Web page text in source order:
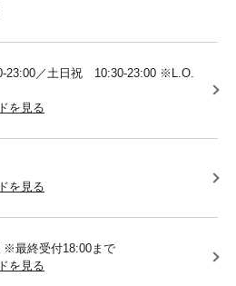
／土日祝 10:30-23:00 ※L.O.
を見る
を見る
※最終受付18:00まで
を見る